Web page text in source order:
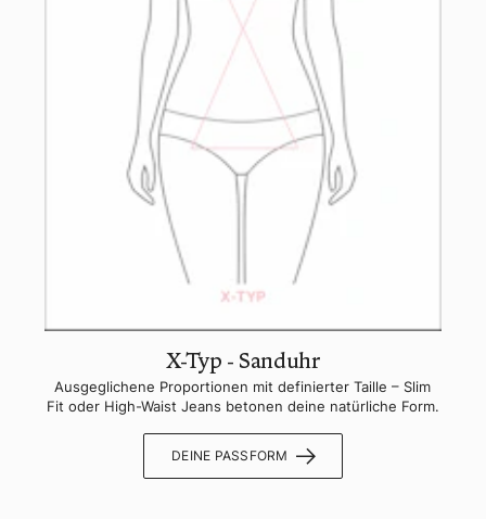
X-Typ - Sanduhr
Ausgeglichene Proportionen mit definierter Taille – Slim
Fit oder High-Waist Jeans betonen deine natürliche Form.
DEINE PASSFORM